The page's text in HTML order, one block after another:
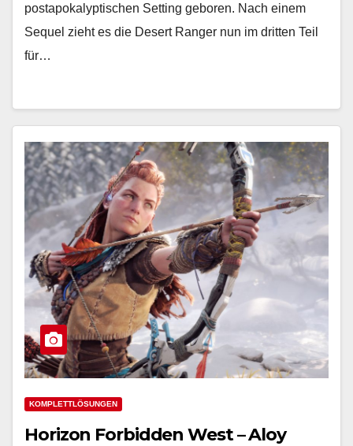
postapokalyptischen Setting geboren. Nach einem
Sequel zieht es die Desert Ranger nun im dritten Teil
für…
KOMPLETTLÖSUNGEN
Horizon Forbidden West – Aloy